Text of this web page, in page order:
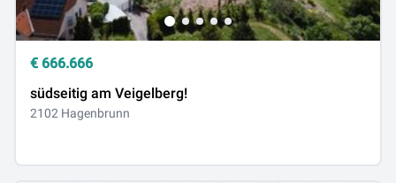
€ 666.666
südseitig am Veigelberg!
2102 Hagenbrunn